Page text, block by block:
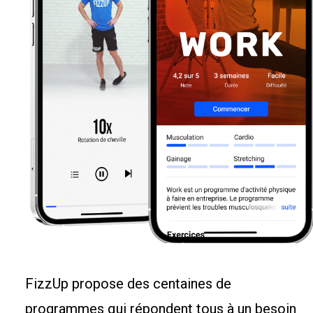
FizzUp propose des centaines de
programmes qui répondent tous à un besoin